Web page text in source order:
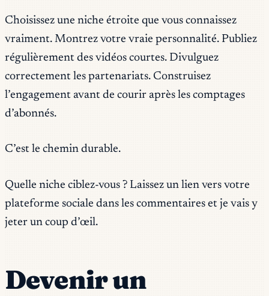
Choisissez une niche étroite que vous connaissez
vraiment. Montrez votre vraie personnalité. Publiez
régulièrement des vidéos courtes. Divulguez
correctement les partenariats. Construisez
l’engagement avant de courir après les comptages
d’abonnés.
C’est le chemin durable.
Quelle niche ciblez-vous ? Laissez un lien vers votre
plateforme sociale dans les commentaires et je vais y
jeter un coup d’œil.
Devenir un